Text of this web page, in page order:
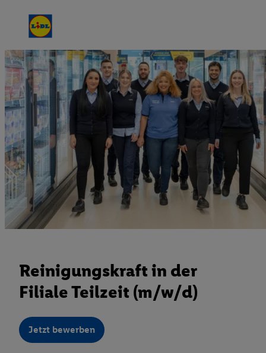
Reinigungskraft in der
Filiale Teilzeit (m/w/d)
Jetzt bewerben